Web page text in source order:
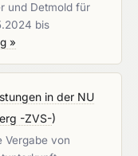
und Detmold für
bis
»
in der NU
-ZVS-)
Vergabe von